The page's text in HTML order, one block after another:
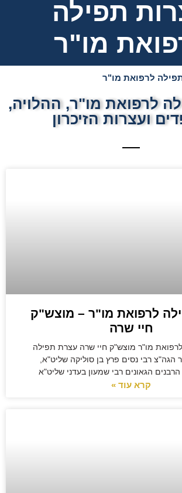
תפילה
מו"ר
לרפואת מו"ר
לרפואת מו"ר, ההלויה,
ועצרות הזיכרון
לרפואת מו"ר – מוצש"ק
חיי שרה
מו"ר מוצש"ק חיי שרה עצרת תפילה
הגה"צ רבי נסים פרץ בן סוליקה שליט"א,
הגאונים רבי שמעון בעדני שליט"א
קרא עוד »